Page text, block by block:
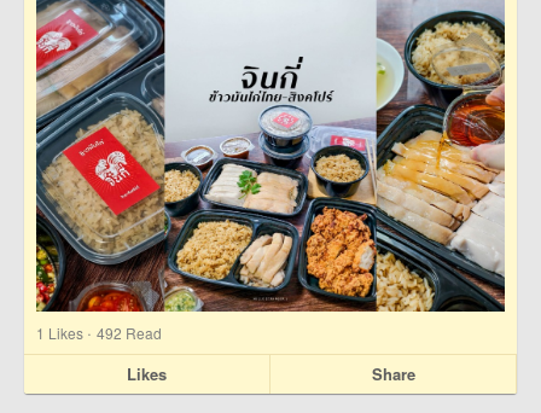
1 Likes · 492 Read
Likes Share